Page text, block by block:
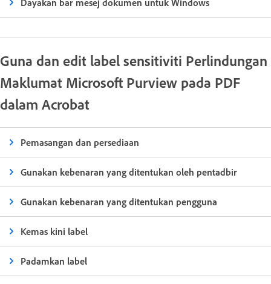
Dayakan bar mesej dokumen untuk Windows
Guna dan edit label sensitiviti Perlindungan
Maklumat Microsoft Purview pada PDF
dalam Acrobat
Pemasangan dan persediaan
Gunakan kebenaran yang ditentukan oleh pentadbir
Gunakan kebenaran yang ditentukan pengguna
Kemas kini label
Padamkan label